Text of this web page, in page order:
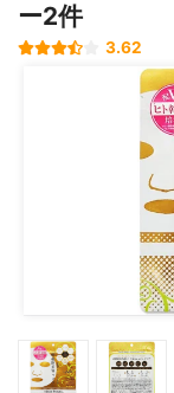
ー2件
3.62